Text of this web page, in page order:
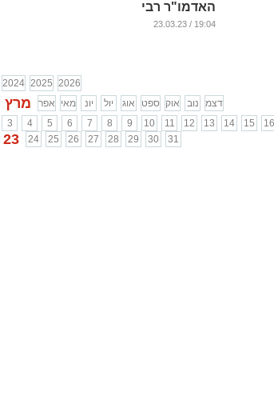
האדמו"ר רבי
רפאל
19:04 / 23.03.23
2024 2025 2026
מרץ אפר מאי יונ יול אוג ספט אוק נוב
דצמ
3 4 5 6 7 8 9 10 11 12 13 14 15 16
23 24 25 26 27 28 29 30 31